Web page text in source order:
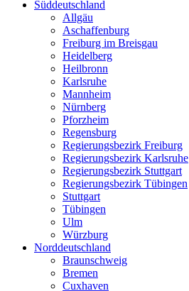
Süddeutschland
Allgäu
Aschaffenburg
Freiburg im Breisgau
Heidelberg
Heilbronn
Karlsruhe
Mannheim
Nürnberg
Pforzheim
Regensburg
Regierungsbezirk Freiburg
Regierungsbezirk Karlsruhe
Regierungsbezirk Stuttgart
Regierungsbezirk Tübingen
Stuttgart
Tübingen
Ulm
Würzburg
Norddeutschland
Braunschweig
Bremen
Cuxhaven